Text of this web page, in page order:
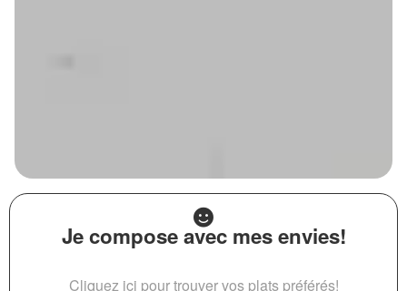
Je compose avec mes envies!
Cliquez ici pour trouver vos plats préférés!